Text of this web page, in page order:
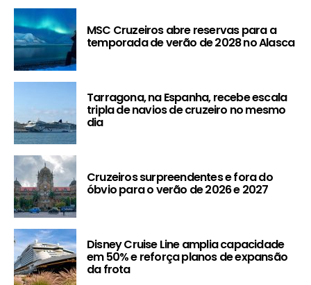
MSC Cruzeiros abre reservas para a
temporada de verão de 2028 no Alasca
Tarragona, na Espanha, recebe escala
tripla de navios de cruzeiro no mesmo
dia
Cruzeiros surpreendentes e fora do
óbvio para o verão de 2026 e 2027
Disney Cruise Line amplia capacidade
em 50% e reforça planos de expansão
da frota